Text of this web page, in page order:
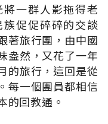
一群人影拖得老
促促碎碎的交談
著旅行團，由中國
盎然，又花了一年
的旅行，這回是從
每一個團員都相信
的回教通。